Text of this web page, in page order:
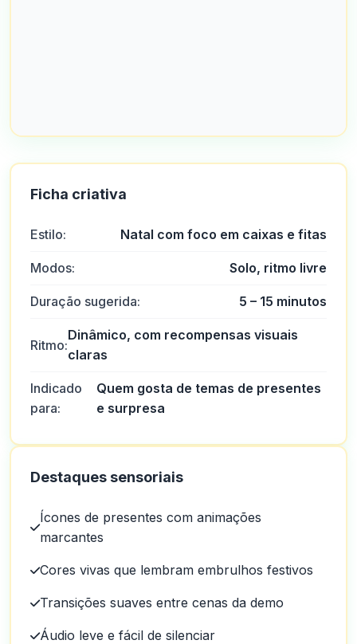
Ficha criativa
Estilo: Natal com foco em caixas e fitas
Modos: Solo, ritmo livre
Duração sugerida: 5 – 15 minutos
Ritmo:
Dinâmico, com recompensas visuais
claras
Indicado
para:
Quem gosta de temas de presentes
e surpresa
Destaques sensoriais
Ícones de presentes com animações
marcantes
Cores vivas que lembram embrulhos festivos
Transições suaves entre cenas da demo
Áudio leve e fácil de silenciar